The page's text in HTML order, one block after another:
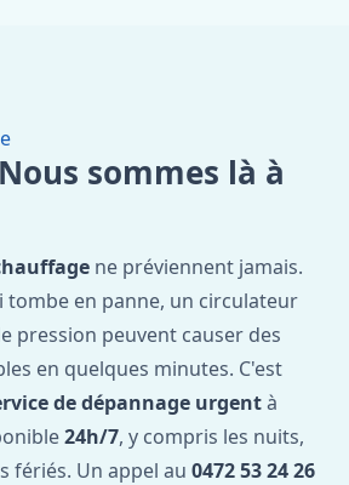
sommes là à
ne préviennent jamais.
tombe en panne, un circulateur
pression peuvent causer des
en quelques minutes. C'est
de dépannage urgentà
24h/7, y compris les nuits,
fériés. Un appel au 0472 53 24 26